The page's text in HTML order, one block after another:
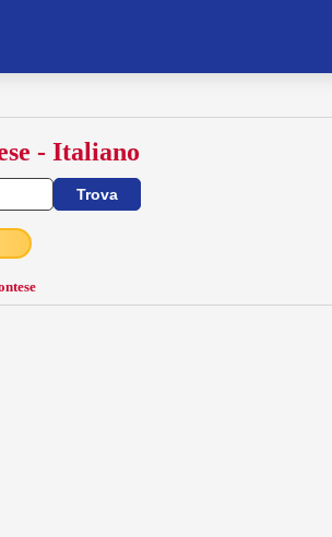
- Italiano